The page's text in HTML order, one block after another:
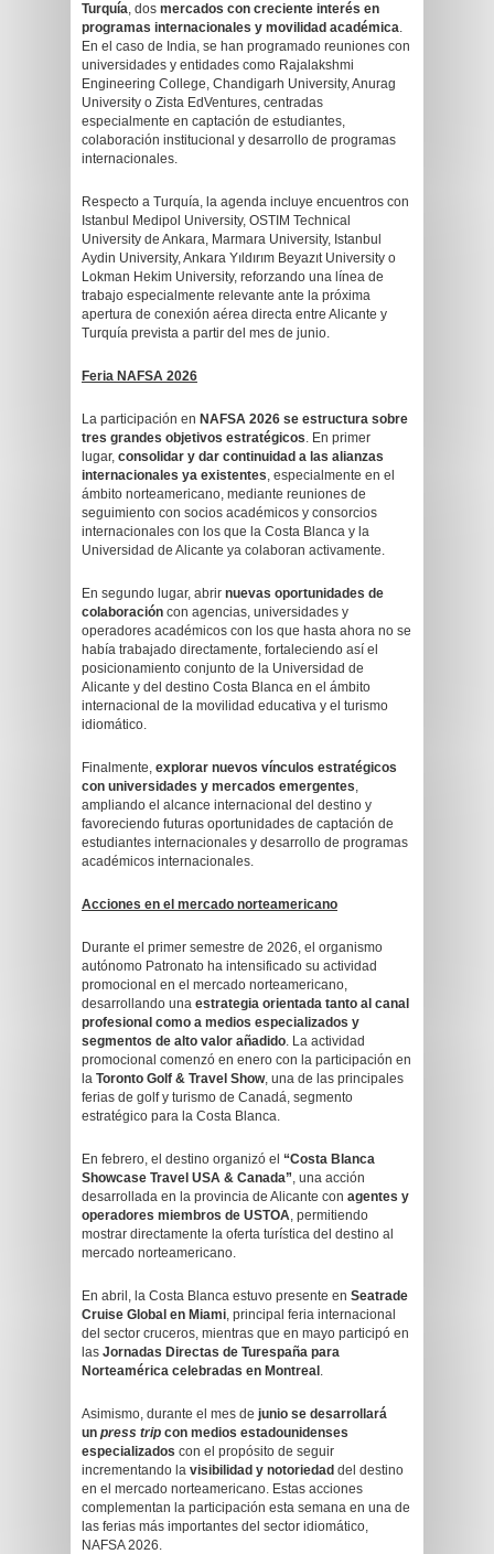
Turquía, dos mercados con creciente interés en
programas internacionales y movilidad académica.
En el caso de India, se han programado reuniones con
universidades y entidades como Rajalakshmi
Engineering College, Chandigarh University, Anurag
University o Zista EdVentures, centradas
especialmente en captación de estudiantes,
colaboración institucional y desarrollo de programas
internacionales.
Respecto a Turquía, la agenda incluye encuentros con
Istanbul Medipol University, OSTIM Technical
University de Ankara, Marmara University, Istanbul
Aydin University, Ankara Yıldırım Beyazıt University o
Lokman Hekim University, reforzando una línea de
trabajo especialmente relevante ante la próxima
apertura de conexión aérea directa entre Alicante y
Turquía prevista a partir del mes de junio.
Feria NAFSA 2026
La participación en NAFSA 2026 se estructura sobre
tres grandes objetivos estratégicos. En primer
lugar, consolidar y dar continuidad a las alianzas
internacionales ya existentes, especialmente en el
ámbito norteamericano, mediante reuniones de
seguimiento con socios académicos y consorcios
internacionales con los que la Costa Blanca y la
Universidad de Alicante ya colaboran activamente.
En segundo lugar, abrir nuevas oportunidades de
colaboración con agencias, universidades y
operadores académicos con los que hasta ahora no se
había trabajado directamente, fortaleciendo así el
posicionamiento conjunto de la Universidad de
Alicante y del destino Costa Blanca en el ámbito
internacional de la movilidad educativa y el turismo
idiomático.
Finalmente, explorar nuevos vínculos estratégicos
con universidades y mercados emergentes,
ampliando el alcance internacional del destino y
favoreciendo futuras oportunidades de captación de
estudiantes internacionales y desarrollo de programas
académicos internacionales.
Acciones en el mercado norteamericano
Durante el primer semestre de 2026, el organismo
autónomo Patronato ha intensificado su actividad
promocional en el mercado norteamericano,
desarrollando una estrategia orientada tanto al canal
profesional como a medios especializados y
segmentos de alto valor añadido. La actividad
promocional comenzó en enero con la participación en
la Toronto Golf & Travel Show, una de las principales
ferias de golf y turismo de Canadá, segmento
estratégico para la Costa Blanca.
En febrero, el destino organizó el “Costa Blanca
Showcase Travel USA & Canada”, una acción
desarrollada en la provincia de Alicante con agentes y
operadores miembros de USTOA, permitiendo
mostrar directamente la oferta turística del destino al
mercado norteamericano.
En abril, la Costa Blanca estuvo presente en Seatrade
Cruise Global en Miami, principal feria internacional
del sector cruceros, mientras que en mayo participó en
las Jornadas Directas de Turespaña para
Norteamérica celebradas en Montreal .
Asimismo, durante el mes de junio se desarrollará
un press trip con medios estadounidenses
especializados con el propósito de seguir
incrementando la visibilidad y notoriedad del destino
en el mercado norteamericano. Estas acciones
complementan la participación esta semana en una de
las ferias más importantes del sector idiomático,
NAFSA 2026.